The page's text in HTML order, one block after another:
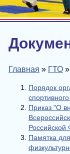
Главная » ГТО
Порядок
Приказ "О
Памятка